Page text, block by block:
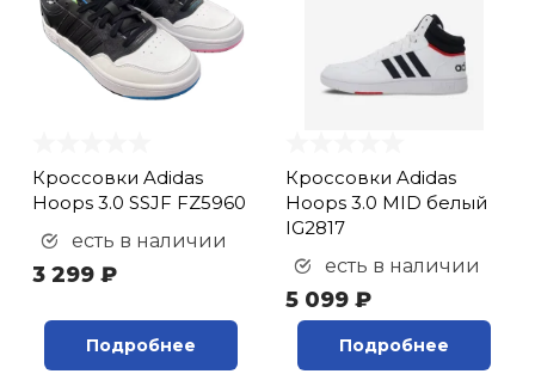
Кроссовки Adidas
Hoops 3.0 SSJF FZ5960
есть в наличии
3 299 ₽
Подробнее
Кроссовки Adidas
Hoops 3.0 MID белый
IG2817
есть в наличии
5 099 ₽
Подробнее